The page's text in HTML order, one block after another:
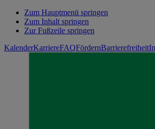
Zum Hauptmenü springen
Zum Inhalt springen
Zur Fußzeile springen
KalenderKarriereFAQFördernBarrierefreiheit